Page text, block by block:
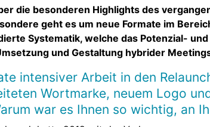
die besonderen Highlights des
geht es um neue Formate im
Systematik, welche das Potenzial-
und Gestaltung hybrider
intensiver Arbeit in den
Wortmarke, neuem Logo
war es Ihnen so wichtig, an